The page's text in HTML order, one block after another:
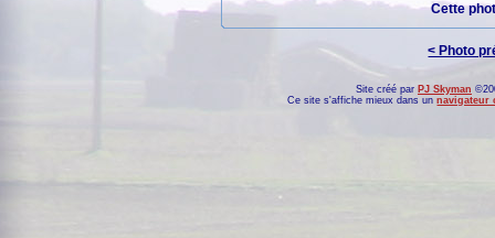
Cette
< Photo
Site créé par PJ Skyman
Ce site s'affiche mieux dans unnavigateur